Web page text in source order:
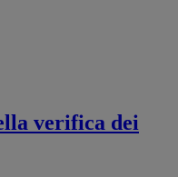
verifica dei